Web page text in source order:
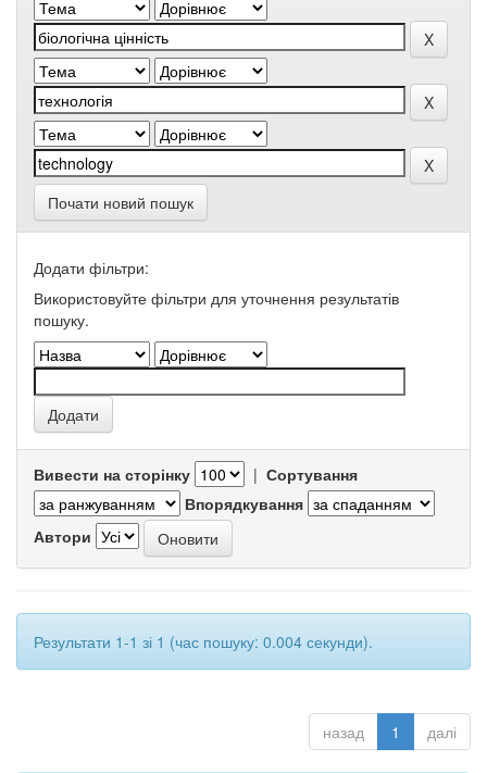
Почати новий пошук
Додати фільтри:
Використовуйте фільтри для уточнення результатів
пошуку.
Вивести на сторінку | Сортування
Впорядкування
Автори
Результати 1-1 зі 1 (час пошуку: 0.004 секунди).
назад 1 далі